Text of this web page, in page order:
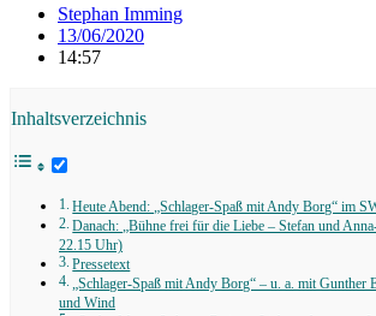
Stephan Imming
13/06/2020
14:57
Inhaltsverzeichnis
Heute Abend: „Schlager-Spaß mit Andy Borg“ im
Danach: „Bühne frei für die Liebe – Stefan und
22.15 Uhr)
Pressetext
„Schlager-Spaß mit Andy Borg“ – u. a. mit Gunther
und Wind